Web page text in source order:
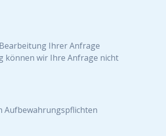
Ihrer Anfrage
können wir Ihre Anfrage nicht
Aufbewahrungspflichten